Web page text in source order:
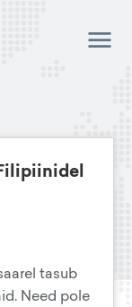
tasub
Need pole